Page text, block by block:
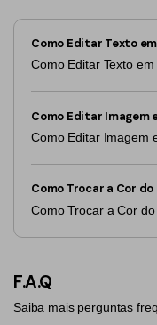
Como Editar Texto em
Como Editar Texto
Como Editar Imagem
Como Editar Imagem
Como Trocar a Cor do
Como Trocar a Cor
F.A.Q
Saiba mais perguntas